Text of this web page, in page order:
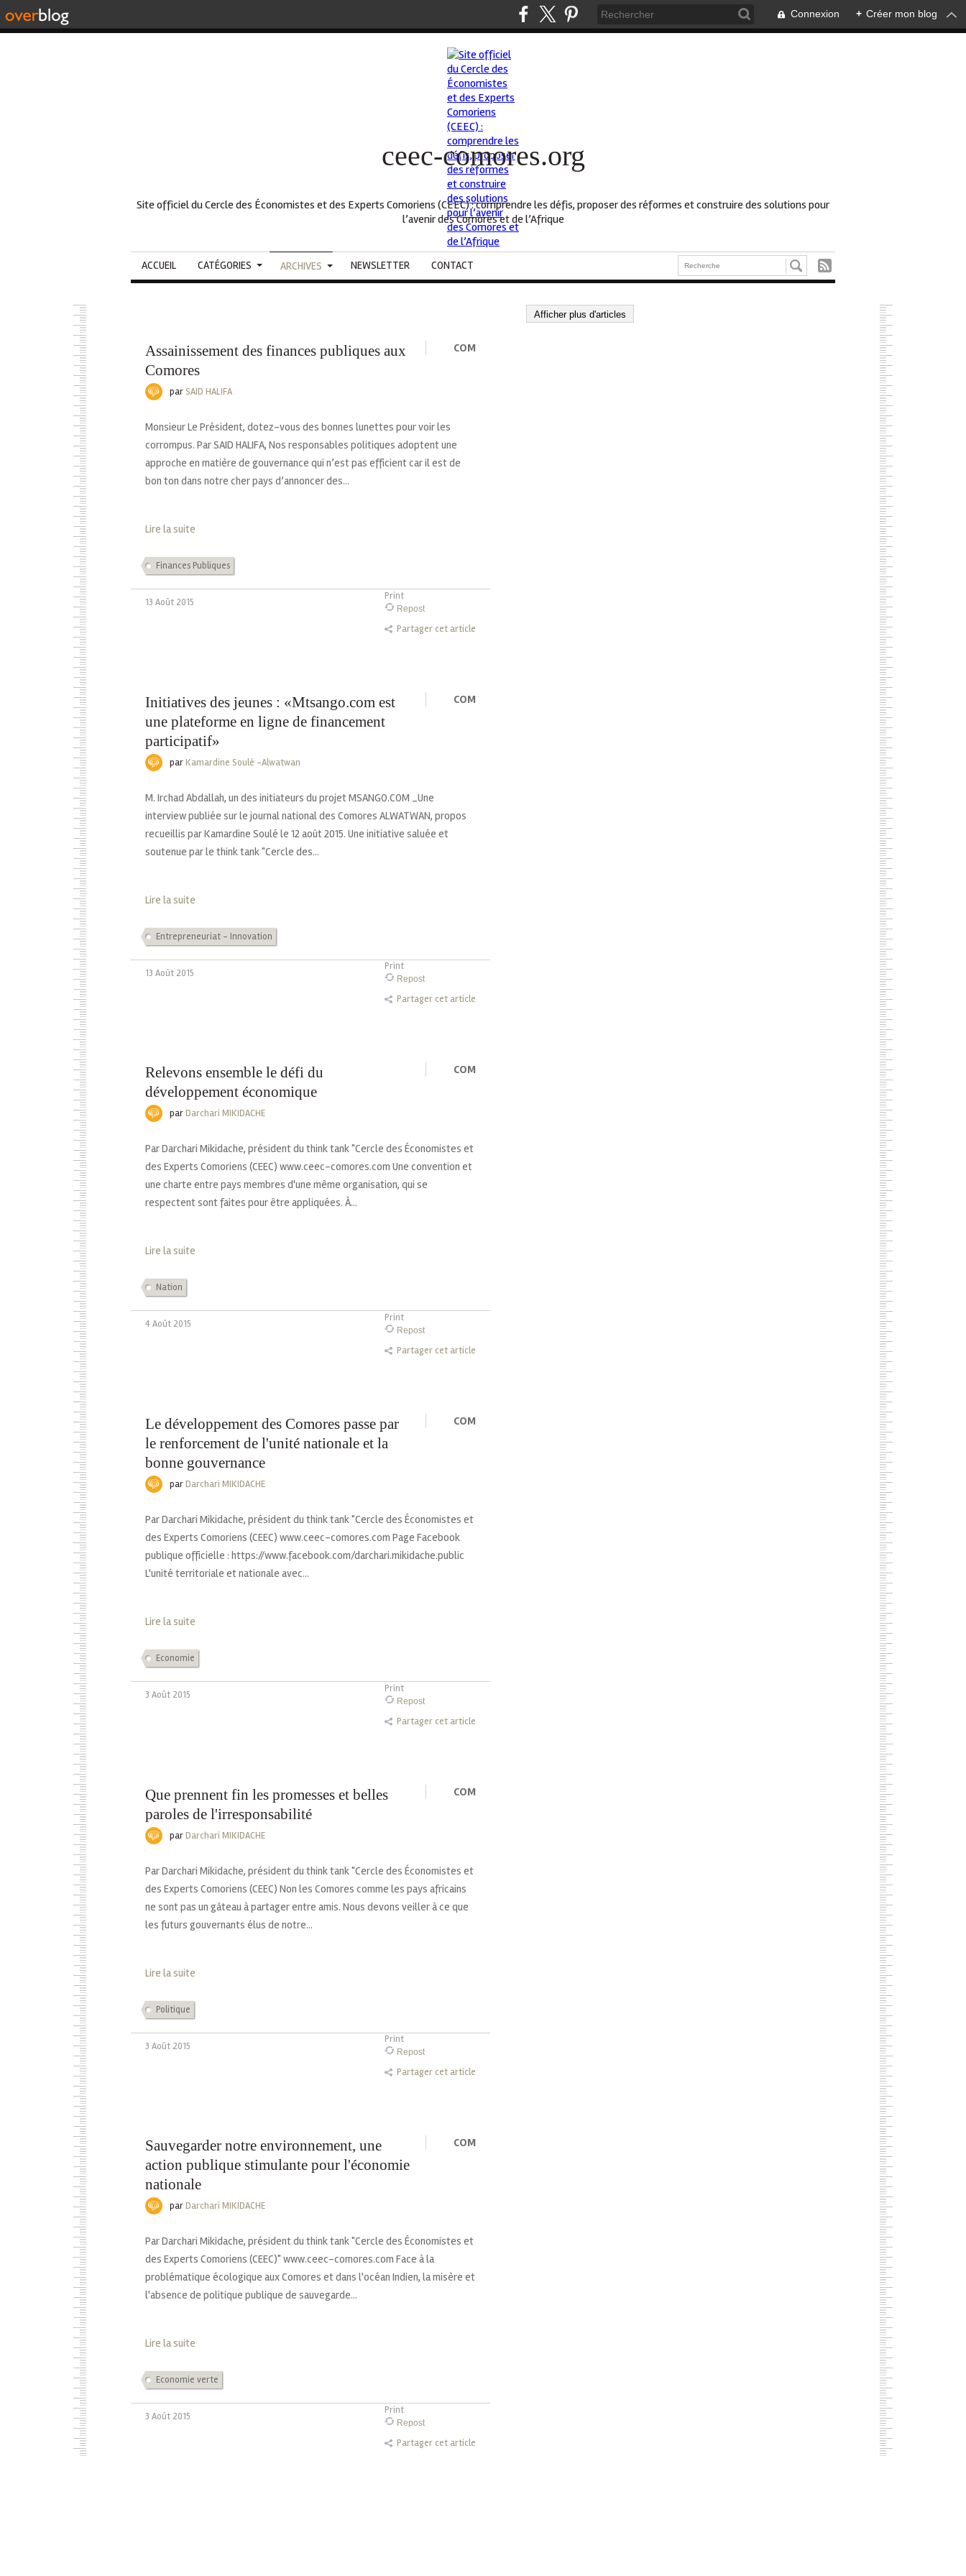
Connexion + Créer mon blog
ceec-comores.org
Site officiel du Cercle des Économistes et des Experts Comoriens (CEEC) : comprendre les défis, proposer des réformes et construire des solutions pour
l’avenir des Comores et de l’Afrique
ACCUEIL CATÉGORIES ARCHIVES NEWSLETTER CONTACT
Assainissement des finances publiques aux
Comores
COM
parSAID HALIFA
Monsieur Le Président, dotez-vous des bonnes lunettes pour voir les
corrompus. Par SAID HALIFA, Nos responsables politiques adoptent une
approche en matière de gouvernance qui n’est pas efficient car il est de
bon ton dans notre cher pays d’annoncer des...
Lire la suite
Finances Publiques
13 Août 2015
Print
Repost
Partager cet article
Initiatives des jeunes : «Mtsango.com est
une plateforme en ligne de financement
participatif»
COM
parKamardine Soulé -Alwatwan
M. Irchad Abdallah, un des initiateurs du projet MSANGO.COM _Une
interview publiée sur le journal national des Comores ALWATWAN, propos
recueillis par Kamardine Soulé le 12 août 2015. Une initiative saluée et
soutenue par le think tank "Cercle des...
Lire la suite
Entrepreneuriat - Innovation
13 Août 2015
Print
Repost
Partager cet article
Relevons ensemble le défi du
développement économique
COM
parDarchari MIKIDACHE
Par Darchari Mikidache, président du think tank "Cercle des Économistes et
des Experts Comoriens (CEEC) www.ceec-comores.com Une convention et
une charte entre pays membres d'une même organisation, qui se
respectent sont faites pour être appliquées. À...
Lire la suite
Nation
4 Août 2015
Print
Repost
Partager cet article
Le développement des Comores passe par
le renforcement de l'unité nationale et la
bonne gouvernance
COM
parDarchari MIKIDACHE
Par Darchari Mikidache, président du think tank "Cercle des Économistes et
des Experts Comoriens (CEEC) www.ceec-comores.com Page Facebook
publique officielle : https://www.facebook.com/darchari.mikidache.public
L'unité territoriale et nationale avec...
Lire la suite
Economie
3 Août 2015
Print
Repost
Partager cet article
Que prennent fin les promesses et belles
paroles de l'irresponsabilité
COM
parDarchari MIKIDACHE
Par Darchari Mikidache, président du think tank "Cercle des Économistes et
des Experts Comoriens (CEEC) Non les Comores comme les pays africains
ne sont pas un gâteau à partager entre amis. Nous devons veiller à ce que
les futurs gouvernants élus de notre...
Lire la suite
Politique
3 Août 2015
Print
Repost
Partager cet article
Sauvegarder notre environnement, une
action publique stimulante pour l'économie
nationale
COM
parDarchari MIKIDACHE
Par Darchari Mikidache, président du think tank "Cercle des Économistes et
des Experts Comoriens (CEEC)" www.ceec-comores.com Face à la
problématique écologique aux Comores et dans l'océan Indien, la misère et
l'absence de politique publique de sauvegarde...
Lire la suite
Economie verte
3 Août 2015
Print
Repost
Partager cet article
Afficher plus d'articles